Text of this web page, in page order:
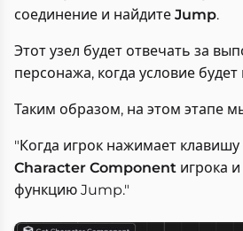
соединение и найдите Jump.
Этот узел будет отвечать за
персонажа, когда условие
Таким образом, на этом этапе
"Когда игрок нажимает
Character Component игрока
функцию Jump."